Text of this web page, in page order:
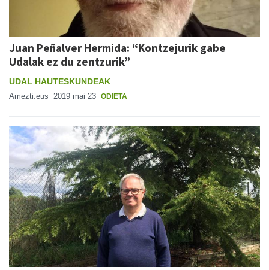
Juan Peñalver Hermida: “Kontzejurik gabe
Udalak ez du zentzurik”
UDAL HAUTESKUNDEAK
Amezti.eus 2019 mai 23 ODIETA